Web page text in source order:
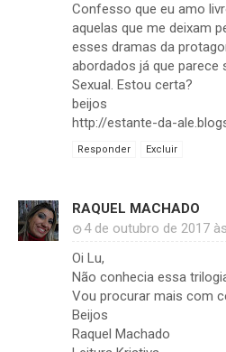
Confesso que eu amo
aquelas que me deixam
esses dramas da
abordados já que parece
Sexual. Estou certa?
beijos
http://estante-da-
Responder Excluir
RAQUEL MACHADO
4 de outubro de 2017
Oi Lu,
Não conhecia essa
Vou procurar mais com
Beijos
Raquel Machado